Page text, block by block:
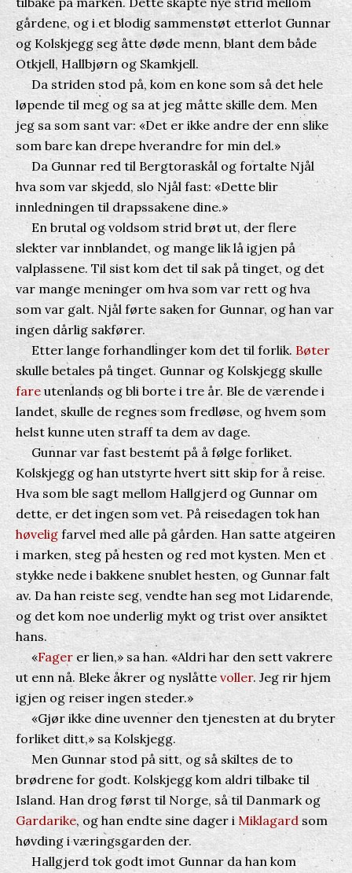
gårdene, og i et blodig sammenstøt etterlot Gunnar
og Kolskjegg seg åtte døde menn, blant dem både
Otkjell, Hallbjørn og Skamkjell.
Da striden stod på, kom en kone som så det hele
løpende til meg og sa at jeg måtte skille dem. Men
jeg sa som sant var: «Det er ikke andre der enn slike
som bare kan drepe hverandre for min del.»
Da Gunnar red til Bergtoraskål og fortalte Njål
hva som var skjedd, slo Njål fast: «Dette blir
innledningen til drapssakene dine.»
En brutal og voldsom strid brøt ut, der flere
slekter var innblandet, og mange lik lå igjen på
valplassene. Til sist kom det til sak på tinget, og det
var mange meninger om hva som var rett og hva
som var galt. Njål førte saken for Gunnar, og han var
ingen dårlig sakfører.
Etter lange forhandlinger kom det til forlik. Bøter
skulle betales på tinget. Gunnar og Kolskjegg skulle
fare utenlands og bli borte i tre år. Ble de værende i
landet, skulle de regnes som fredløse, og hvem som
helst kunne uten straff ta dem av dage.
Gunnar var fast bestemt på å følge forliket.
Kolskjegg og han utstyrte hvert sitt skip for å reise.
Hva som ble sagt mellom Hallgjerd og Gunnar om
dette, er det ingen som vet. På reisedagen tok han
høvelig farvel med alle på gården. Han satte atgeiren
i marken, steg på hesten og red mot kysten. Men et
stykke nede i bakkene snublet hesten, og Gunnar falt
av. Da han reiste seg, vendte han seg mot Lidarende,
og det kom noe underlig mykt og trist over ansiktet
hans.
«Fager er lien,» sa han. «Aldri har den sett vakrere
ut enn nå. Bleke åkrer og nyslåttevoller. Jeg rir hjem
igjen og reiser ingen steder.»
«Gjør ikke dine uvenner den tjenesten at du bryter
forliket ditt,» sa Kolskjegg.
Men Gunnar stod på sitt, og så skiltes de to
brødrene for godt. Kolskjegg kom aldri tilbake til
Island. Han drog først til Norge, så til Danmark og
Gardarike, og han endte sine dager iMiklagard som
høvding i væringsgarden der.
Hallgjerd tok godt imot Gunnar da han kom